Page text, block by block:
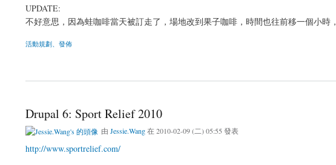
UPDATE:
不好意思，因為蛙咖啡當天被訂走了，場地改到果子咖啡，時間也往前移一個小時，
活動規劃、發佈
Drupal 6: Sport Relief 2010
由 Jessie.Wang在 2010-02-09 (二) 05:55 發表
http://www.sportrelief.com/